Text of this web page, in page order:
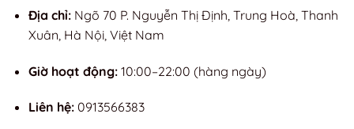
Địa chỉ: Ngõ 70 P. Nguyễn Thị Định, Trung Hoà, Thanh
Xuân, Hà Nội, Việt Nam
Giờ hoạt động: 10:00–22:00 (hàng ngày)
Liên hệ: 0913566383